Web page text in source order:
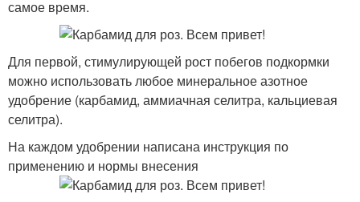
самое время.
Для первой, стимулирующей рост побегов подкормки
можно использовать любое минеральное азотное
удобрение (карбамид, аммиачная селитра, кальциевая
селитра).
На каждом удобрении написана инструкция по
применению и нормы внесения